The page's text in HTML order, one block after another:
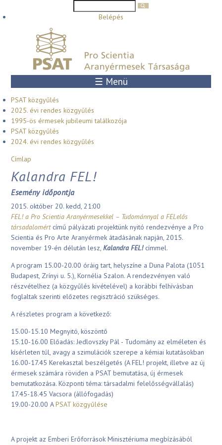
Ugrás a tartalomra
Belépés
☰ Menü
PSAT közgyűlés
2025. évi rendes közgyűlés
1995-ös érmesek jubileumi találkozója
PSAT közgyűlés
2024. évi rendes közgyűlés
Jelenlegi hely
Címlap
Kalandra FEL!
Esemény időpontja
2015. október 20. kedd, 21:00
FEL! a Pro Scientia Aranyérmesekkel – Tudománnyal a FELelős
társadalomértcímű pályázati projektünk nyitó rendezvénye a Pro
Scientia és Pro Arte Aranyérmek átadásának napján, 2015.
november 19-én délután lesz,Kalandra FEL!címmel.
A program 15.00-20.00 óráig tart, helyszíne a Duna Palota (1051
Budapest, Zrínyi u. 5.), Kornélia Szalon. A rendezvényen való
részvételhez (a közgyűlés kivételével) a korábbi felhívásban
foglaltak szerinti előzetes regisztráció szükséges.
A részletes program a következő:
15.00-15.10 Megnyitó, köszöntő
15.10-16.00 Előadás: Jedlovszky Pál - Tudomány az elméleten és
kísérleten túl, avagy a szimulációk szerepe a kémiai kutatásokban
16.00-17.45 Kerekasztal beszélgetés (A FEL! projekt, illetve az új
érmesek számára röviden a PSAT bemutatása, új érmesek
bemutatkozása. Központi téma: társadalmi felelősségvállalás)
17.45-18.45 Vacsora (állófogadás)
19.00-20.00 APSAT közgyűlése
A projekt az Emberi Erőforrások Minisztériuma megbízásából